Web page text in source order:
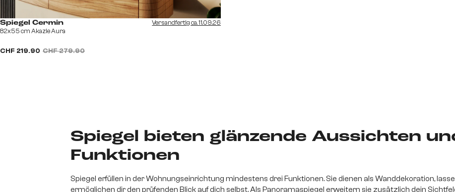
Spiegel Cermin
82x55 cm Akazie Aura
CHF 219.90 CHF 279.90
Versandfertig ca. 11.09.26
Spiegel bieten glänzende Aussichten
Funktionen
Spiegel erfüllen in der Wohnungseinrichtung mindestens drei Funktionen. Sie dienen als Wanddekoration,
ermöglichen dir den prüfenden Blick auf dich selbst. Als Panoramaspiegel erweitern sie zusätzlich dein